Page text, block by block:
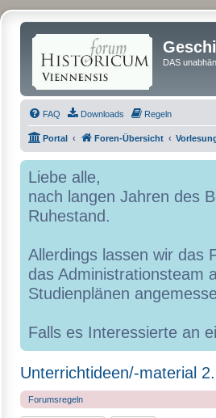
DAS
FAQ Downloads Regeln
Portal Foren-Übersicht
Liebe alle,
nach langen Jahren des
Ruhestand.
Allerdings lassen wir das
das Administrationsteam
Studienplänen
Falls es Interessierte an
Unterrichtideen/-material
Forumsregeln